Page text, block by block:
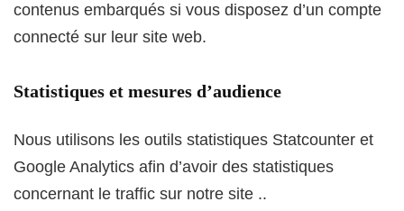
contenus embarqués si vous disposez d’un compte
connecté sur leur site web.
Statistiques et mesures d’audience
Nous utilisons les outils statistiques Statcounter et
Google Analytics afin d’avoir des statistiques
concernant le traffic sur notre site ..